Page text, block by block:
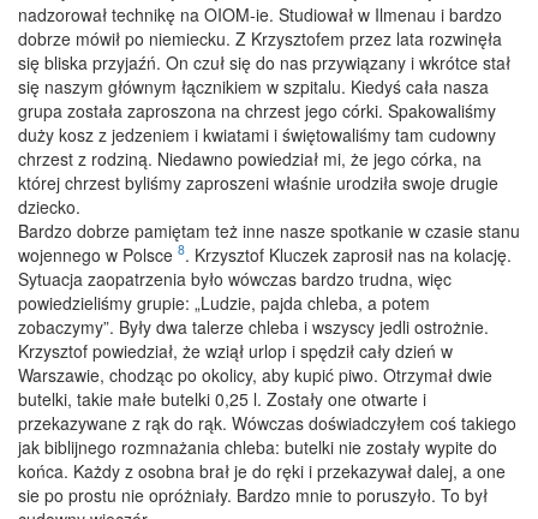
nadzorował technikę na OIOM-ie. Studiował w Ilmenau i bardzo
dobrze mówił po niemiecku. Z Krzysztofem przez lata rozwinęła
się bliska przyjaźń. On czuł się do nas przywiązany i wkrótce stał
się naszym głównym łącznikiem w szpitalu. Kiedyś cała nasza
grupa została zaproszona na chrzest jego córki. Spakowaliśmy
duży kosz z jedzeniem i kwiatami i świętowaliśmy tam cudowny
chrzest z rodziną. Niedawno powiedział mi, że jego córka, na
której chrzest byliśmy zaproszeni właśnie urodziła swoje drugie
dziecko.
Bardzo dobrze pamiętam też inne nasze spotkanie w czasie stanu
wojennego w Polsce 8. Krzysztof Kluczek zaprosił nas na kolację.
Sytuacja zaopatrzenia było wówczas bardzo trudna, więc
powiedzieliśmy grupie: „Ludzie, pajda chleba, a potem
zobaczymy”. Były dwa talerze chleba i wszyscy jedli ostrożnie.
Krzysztof powiedział, że wziął urlop i spędził cały dzień w
Warszawie, chodząc po okolicy, aby kupić piwo. Otrzymał dwie
butelki, takie małe butelki 0,25 l. Zostały one otwarte i
przekazywane z rąk do rąk. Wówczas doświadczyłem coś takiego
jak biblijnego rozmnażania chleba: butelki nie zostały wypite do
końca. Każdy z osobna brał je do ręki i przekazywał dalej, a one
sie po prostu nie opróżniały. Bardzo mnie to poruszyło. To był